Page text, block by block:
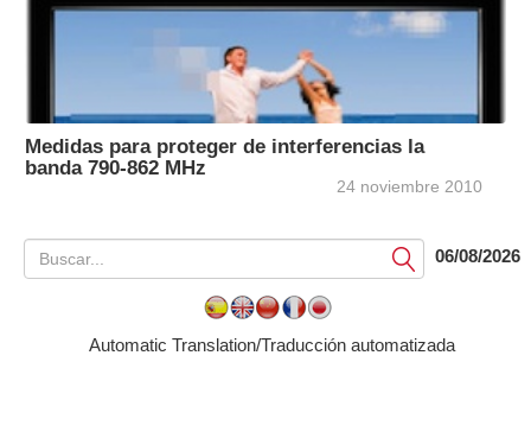
Medidas para proteger de interferencias la
banda 790-862 MHz
24 noviembre 2010
Submit06/08/2026
Automatic Translation/Traducción automatizada